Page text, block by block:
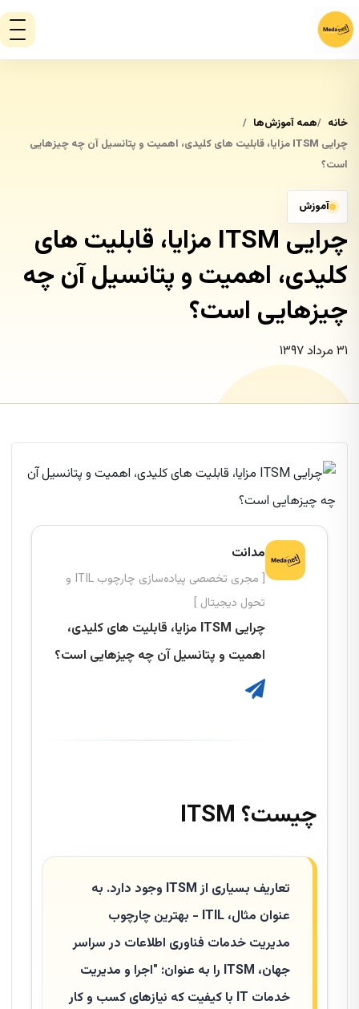
خانه
همه آموزش‌ها
چرایی ITSM مزایا، قابلیت های کلیدی، اهمیت و پتانسیل آن چه چیزهایی
است؟
آموزش
چرایی ITSM مزایا، قابلیت های
کلیدی، اهمیت و پتانسیل آن چه
چیزهایی است؟
۳۱ مرداد ۱۳۹۷
مدانت
[ مجری تخصصی پیاده‌سازی چارچوب ITIL و
تحول دیجیتال ]
چرایی ITSM مزایا، قابلیت های کلیدی،
اهمیت و پتانسیل آن چه چیزهایی است؟
ITSM چیست؟
تعاریف بسیاری از ITSM وجود دارد. به
عنوان مثال، ITIL - بهترین چارچوب
مدیریت خدمات فناوری اطلاعات در سراسر
جهان، ITSM را به عنوان: "اجرا و مدیریت
خدمات IT با کیفیت که نیازهای کسب و کار